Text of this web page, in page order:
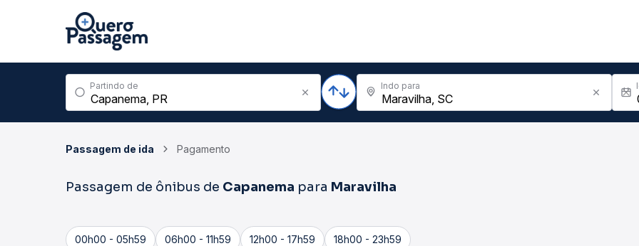
Partindo de Indo para
Passagem de ida Pagamento
Passagem de ônibus de Capanema para Maravilha
00h00 - 05h59 06h00 - 11h59 12h00 - 17h59 18h00 - 23h59